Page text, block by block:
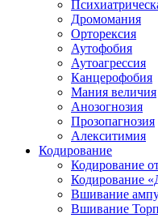
Дромомания
Орторексия
Аутофобия
Аутоагрессия
Канцерофобия
Мания величия
Анозогнозия
Прозопагнозия
Алекситимия
Кодирование
Кодирование
Кодирование
Вшивание
Вшивание